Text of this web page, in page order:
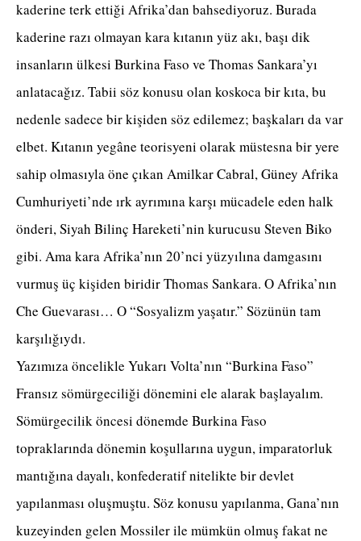
kaderine terk ettiği Afrika’dan bahsediyoruz. Burada
kaderine razı olmayan kara kıtanın yüz akı, başı dik
insanların ülkesi Burkina Faso ve Thomas Sankara’yı
anlatacağız. Tabii söz konusu olan koskoca bir kıta, bu
nedenle sadece bir kişiden söz edilemez; başkaları da var
elbet. Kıtanın yegâne teorisyeni olarak müstesna bir yere
sahip olmasıyla öne çıkan Amilkar Cabral, Güney Afrika
Cumhuriyeti’nde ırk ayrımına karşı mücadele eden halk
önderi, Siyah Bilinç Hareketi’nin kurucusu Steven Biko
gibi. Ama kara Afrika’nın 20’nci yüzyılına damgasını
vurmuş üç kişiden biridir Thomas Sankara. O Afrika’nın
Che Guevarası… O “Sosyalizm yaşatır.” Sözünün tam
karşılığıydı.
Yazımıza öncelikle Yukarı Volta’nın “Burkina Faso”
Fransız sömürgeciliği dönemini ele alarak başlayalım.
Sömürgecilik öncesi dönemde Burkina Faso
topraklarında dönemin koşullarına uygun, imparatorluk
mantığına dayalı, konfederatif nitelikte bir devlet
yapılanması oluşmuştu. Söz konusu yapılanma, Gana’nın
kuzeyinden gelen Mossiler ile mümkün olmuş fakat ne